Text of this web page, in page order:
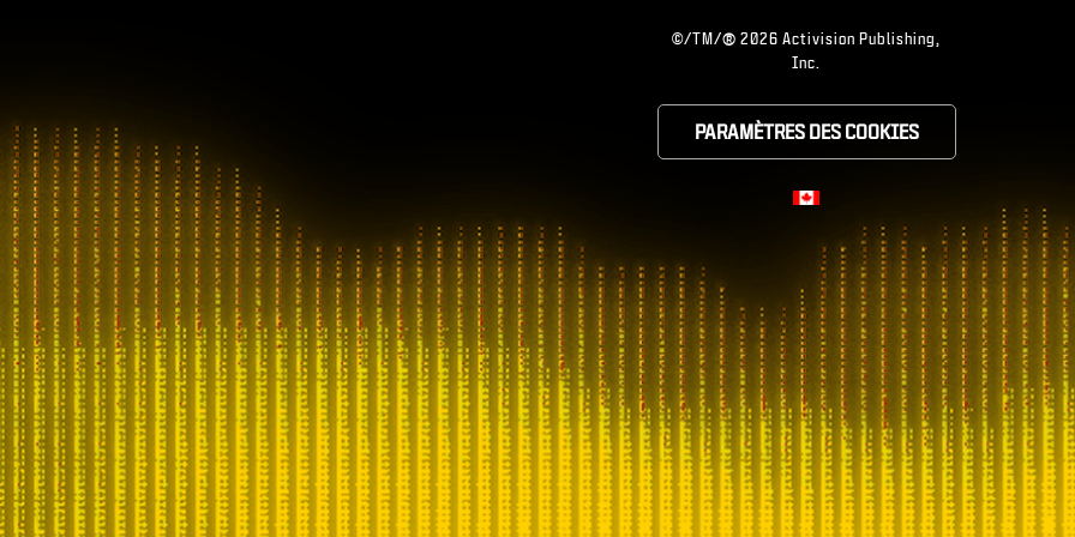
©/TM/® 2026 Activision Publishing,
Inc.
PARAMÈTRES DES COOKIES
CHOOSE YOUR